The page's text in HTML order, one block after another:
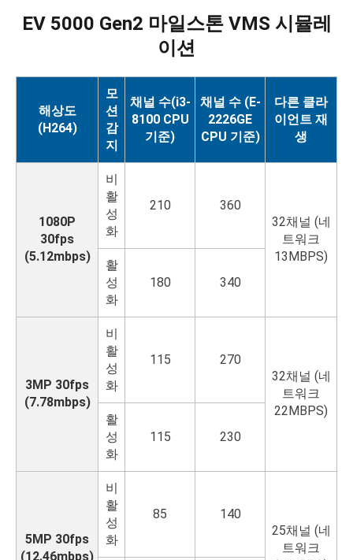
EV 5000 Gen2 마일스톤 VMS 시뮬레
이션
해상도
(H264)
모
션
감
지
채널 수(i3-
8100 CPU
기준)
채널 수 (E-
2226GE
CPU 기준)
다른 클라
이언트 재
생
1080P
30fps
(5.12mbps)
비
활
성
화
210
360
32채널 (네
트워크
13MBPS)
활
성
화
180 340
3MP 30fps
(7.78mbps)
비
활
성
화
115
270
32채널 (네
트워크
22MBPS)
활
성
화
115 230
5MP 30fps
(12.46mbps)
비
활
성
화
85
140
25채널 (네
트워크